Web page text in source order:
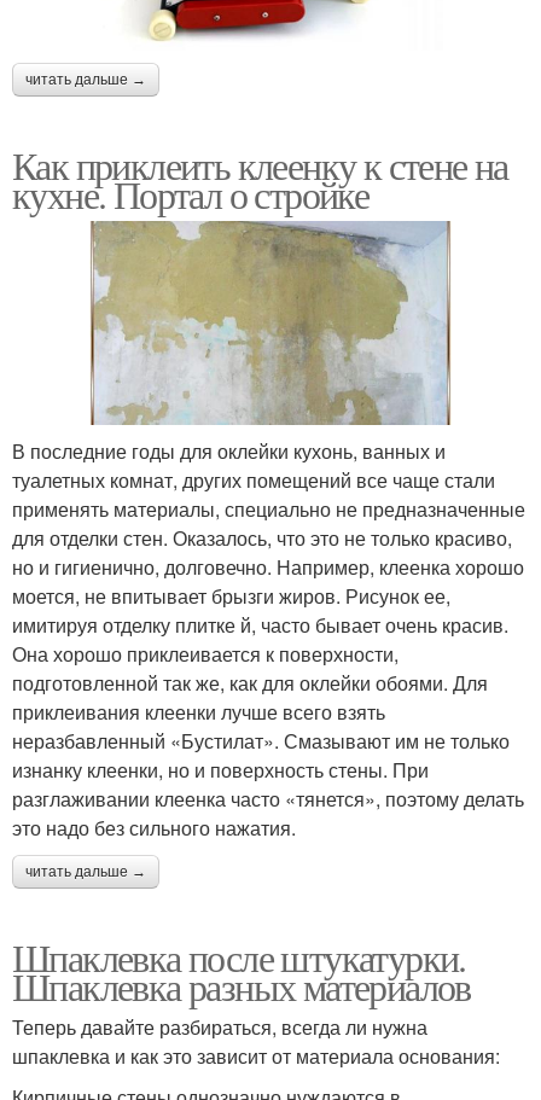
читать дальше →
Как приклеить клеенку к стене на
кухне. Портал о стройке
В последние годы для оклейки кухонь, ванных и
туалетных комнат, других помещений все чаще стали
применять материалы, специально не предназначенные
для отделки стен. Оказалось, что это не только красиво,
но и гигиенично, долговечно. Например, клеенка хорошо
моется, не впитывает брызги жиров. Рисунок ее,
имитируя отделку плитке й, часто бывает очень красив.
Она хорошо приклеивается к поверхности,
подготовленной так же, как для оклейки обоями. Для
приклеивания клеенки лучше всего взять
неразбавленный «Бустилат». Смазывают им не только
изнанку клеенки, но и поверхность стены. При
разглаживании клеенка часто «тянется», поэтому делать
это надо без сильного нажатия.
читать дальше →
Шпаклевка после штукатурки.
Шпаклевка разных материалов
Теперь давайте разбираться, всегда ли нужна
шпаклевка и как это зависит от материала основания: